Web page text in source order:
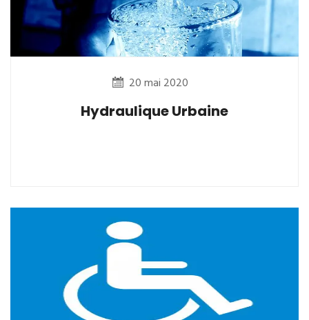
20 mai 2020
Hydraulique Urbaine